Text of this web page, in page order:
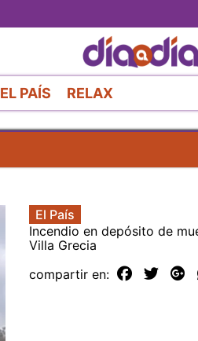
al
principal
EL PAÍS RELAX
El País
Incendio en depósito de
Villa Grecia
compartir en: